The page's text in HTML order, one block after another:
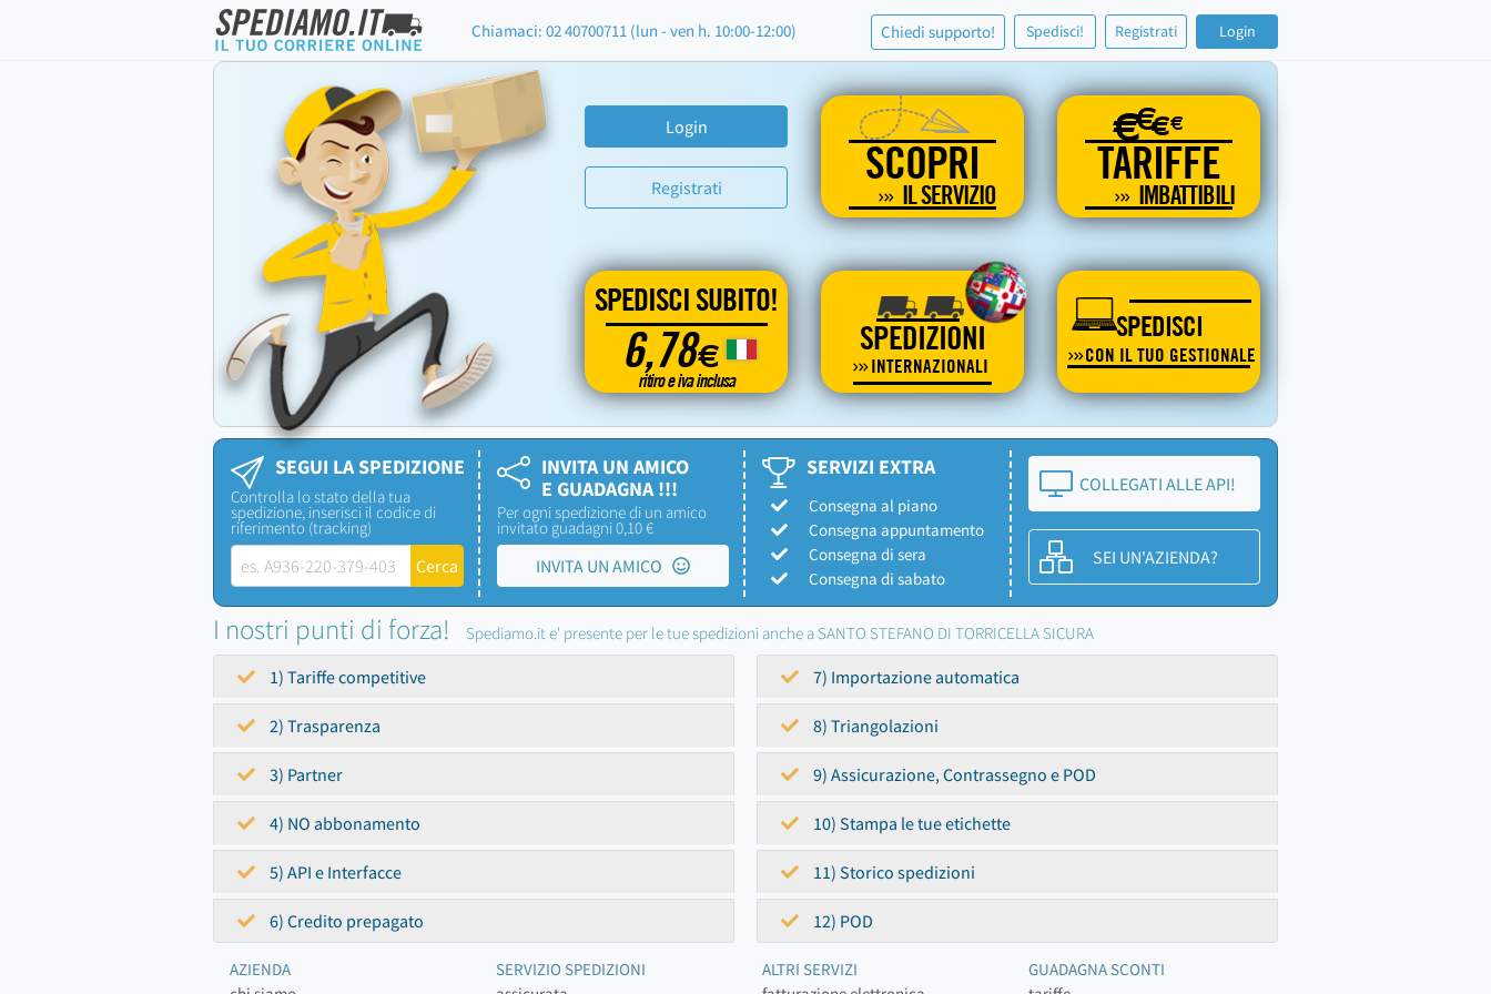
Chiamaci: 02 40700711 (lun - ven h. 10:00-12:00) Chiedi supporto! Spedisci! Registrati Login
Login
Registrati SCOPRI
IL SERVIZIO
€€€€
TARIFFE
IMBATTIBILI
SPEDISCI SUBITO!
6,78€
ritiro e iva inclusa
SPEDIZIONI
INTERNAZIONALI
SPEDISCI
CON IL TUO GESTIONALE
SEGUI LA SPEDIZIONE
Controlla lo stato della tua
spedizione, inserisci il codice di
riferimento (tracking)
INVITA UN AMICO
E GUADAGNA !!!
Per ogni spedizione di un amico
invitato guadagni 0,10 €
INVITA UN AMICO
SERVIZI EXTRA
Consegna al piano
Consegna appuntamento
Consegna di sera
Consegna di sabato
COLLEGATI ALLE API!
SEI UN'AZIENDA?
I nostri punti di forza! Spediamo.it e' presente per le tue spedizioni anche a SANTO STEFANO DI TORRICELLA SICURA
1) Tariffe competitive
2) Trasparenza
3) Partner
4) NO abbonamento
5) API e Interfacce
6) Credito prepagato
7) Importazione automatica
8) Triangolazioni
9) Assicurazione, Contrassegno e POD
10) Stampa le tue etichette
11) Storico spedizioni
12) POD
AZIENDA
SERVIZIO SPEDIZIONI
ALTRI SERVIZI
GUADAGNA SCONTI